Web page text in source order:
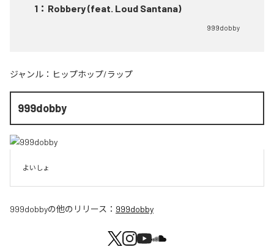
1 ： Robbery (feat. Loud Santana)
999dobby
ジャンル： ヒップホップ/ラップ
999dobby
よいしょ
999dobbyの他のリリース： 999dobby